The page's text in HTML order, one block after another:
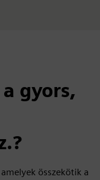
gyors,
összekötik a